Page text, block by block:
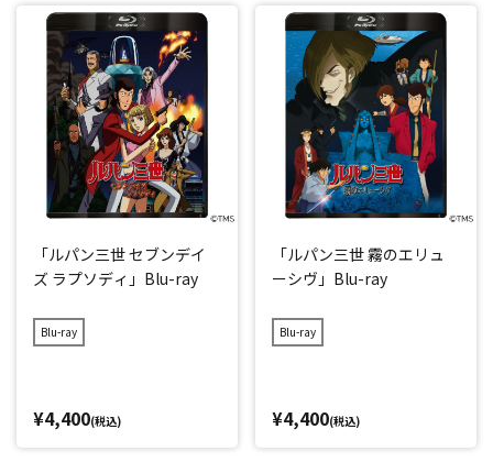
「ルパン三世 セブンデイ
ズ ラプソディ」Blu-ray
Blu-ray
¥4,400(税込)
「ルパン三世 霧のエリュ
ーシヴ」Blu-ray
Blu-ray
¥4,400(税込)